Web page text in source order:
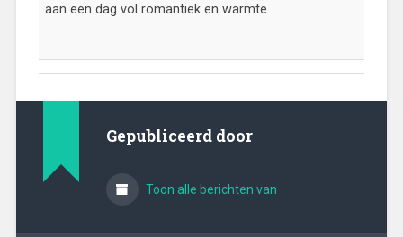
aan een dag vol romantiek en warmte.
Gepubliceerd door
Toon alle berichten van